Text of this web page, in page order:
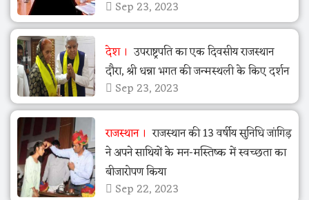
Sep 23, 2023
देश
उपराष्ट्रपति का एक दिवसीय राजस्थान
दौरा, श्री धन्ना भगत की जन्मस्थली के किए दर्शन
Sep 23, 2023
राजस्थान
राजस्थान की 13 वर्षीय सुनिधि जांगिड़
ने अपने साथियों के मन-मस्तिष्क में स्वच्छता का
बीजारोपण किया
Sep 22, 2023